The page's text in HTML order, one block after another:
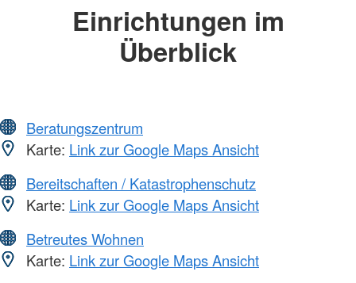
Einrichtungen im
Überblick
Beratungszentrum
Karte: Link zur Google Maps Ansicht
Bereitschaften / Katastrophenschutz
Karte: Link zur Google Maps Ansicht
Betreutes Wohnen
Karte: Link zur Google Maps Ansicht